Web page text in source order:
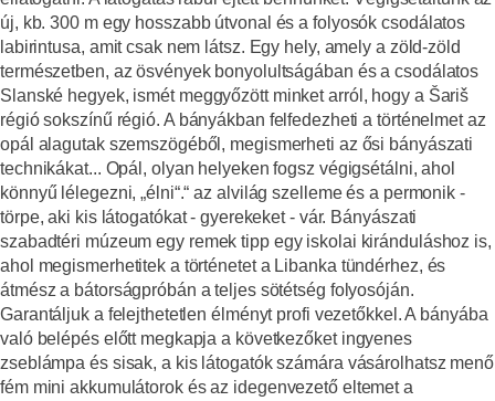
új, kb. 300 megy hosszabb útvonal és a folyosók csodálatos
labirintusa, amit csak nem látsz. Egy hely, amely a zöld-zöld
természetben, az ösvények bonyolultságában és a csodálatos
Slanské hegyek, ismét meggyőzött minket arról, hogy a Šariš
régió sokszínű régió. A bányákban felfedezheti a történelmet az
opál alagutak szemszögéből, megismerheti az ősi bányászati
technikákat... Opál , olyan helyeken fogsz végigsétálni, ahol
könnyű lélegezni, „élni“.“az alvilág szelleme és a permonik -
törpe, aki kis látogatókat - gyerekeket - vár. Bányászati
szabadtéri múzeum egy remek tipp egy iskolai kiránduláshoz is,
ahol megismerhetitek a történeteta Libanka tündérhez, és
átmész a bátorságpróbán a teljes sötétség folyosóján.
Garantáljuk a felejthetetlen élményt profi vezetőkkel. A bányába
való belépés előtt megkapja a következőket ingyenes
zseblámpa és sisak, a kis látogatók számára vásárolhatsz menő
fém mini akkumulátorokés az idegenvezető eltemet a